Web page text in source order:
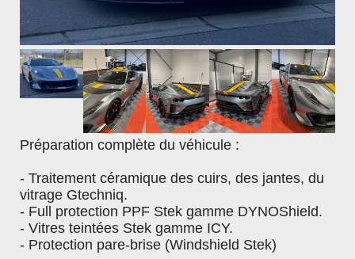
Protection céramique extérieur
Protection céramique intérieur
Lavage & Prélavage
Lavage sans eau
Goudron & Calcaire
Démoustiquant
Prélavage
Jantes & Pneux
Préparation complète du véhicule :
- Traitement céramique des cuirs, des jantes, du
vitrage Gtechniq.
- Full protection PPF Stek gamme DYNOShield.
- Vitres teintées Stek gamme ICY.
- Protection pare-brise (Windshield Stek)